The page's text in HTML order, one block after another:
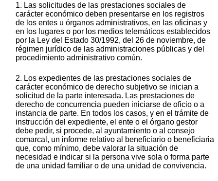
1. Las solicitudes de las prestaciones sociales de
carácter económico deben presentarse en los registros
de los entes u órganos administrativos, en las oficinas y
en los lugares o por los medios telemáticos establecidos
por la Ley del Estado 30/1992, del 26 de noviembre, de
régimen jurídico de las administraciones públicas y del
procedimiento administrativo común.
2. Los expedientes de las prestaciones sociales de
carácter económico de derecho subjetivo se inician a
solicitud de la parte interesada. Las prestaciones de
derecho de concurrencia pueden iniciarse de oficio o a
instancia de parte. En todos los casos, y en el trámite de
instrucción del expediente, el ente o el órgano gestor
debe pedir, si procede, al ayuntamiento o al consejo
comarcal, un informe relativo al beneficiario o beneficiaria
que, como mínimo, debe valorar la situación de
necesidad e indicar si la persona vive sola o forma parte
de una unidad familiar o de una unidad de convivencia.